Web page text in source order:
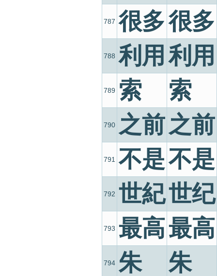
787 很多很多
788 利用 利用
789 索 索
790 之前之前
791 不是不是
792 世紀世纪
793 最高最高
794 朱 朱